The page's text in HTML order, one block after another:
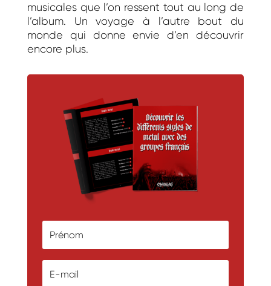
musicales que l’on ressent tout au long de
l’album. Un voyage à l’autre bout du
monde qui donne envie d’en découvrir
encore plus.